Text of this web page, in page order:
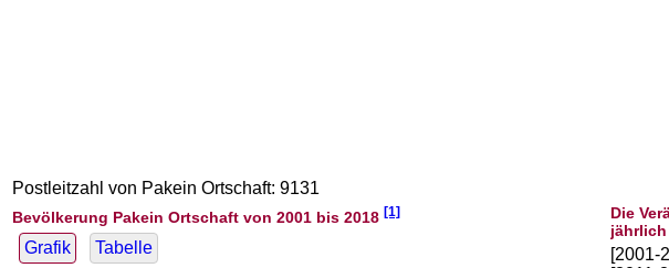
Postleitzahl von Pakein Ortschaft: 9131
Bevölkerung Pakein Ortschaft von 2001 bis 2018 [1]
Grafik Tabelle
Die
jährlich
[2001-